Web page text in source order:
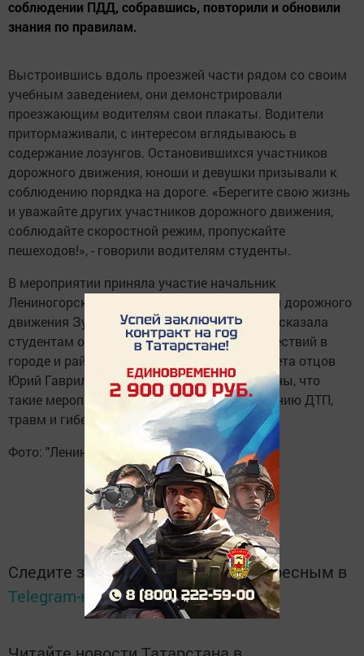
соблюдении ПДД, собравшись, повторили и обновили
знания по правилам.
Выстроившись вдоль проезжей части рядом со своим
учебным заведением, они демонстрировали
проезжающим водителям свои плакаты. Водители
притормаживали, с интересом вглядываюсь в
содержание лозунгов. Остановившихся участников
дорожного движения, юноши и девушки призывали к
соблюдению порядка на дороге. «Берегите свою жизнь
и уважайте других участников дорожного движения,
соблюдайте скоростной режим, пропускайте
пешеходов!», - говорили водителям студенты.
В мероприятии приняла участие начальник
Лениногорского отделения по безопасности дорожного
движения Зульфия Рахманова, которая рассказала
студентам о статистике дорожных происшествий в
городе и районе, а также председатель Совета отцов
Юрий Гаврилов. Организаторы акции уверены, что
такие мероприятия способствуют уменьшению ДТП,
травм и гибели в них людей.
Фото: "Лениногорские вести"
Следите за самым важным и интересным в
Telegram-канале Татмедиа